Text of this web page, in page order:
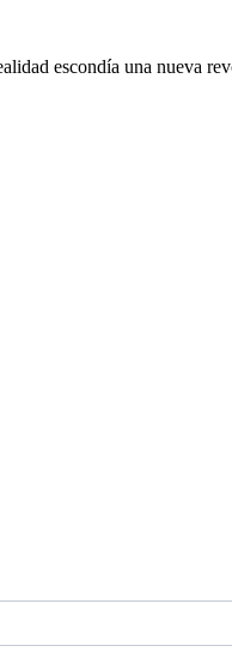
escondía una nueva